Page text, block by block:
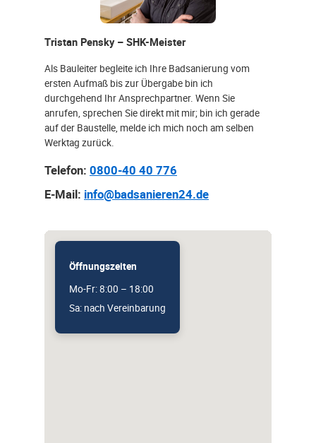
Tristan Pensky – SHK-Meister
Als Bauleiter begleite ich Ihre Badsanierung vom
ersten Aufmaß bis zur Übergabe bin ich
durchgehend Ihr Ansprechpartner. Wenn Sie
anrufen, sprechen Sie direkt mit mir; bin ich gerade
auf der Baustelle, melde ich mich noch am selben
Werktag zurück.
Telefon: 0800-40 40 776
E-Mail: info@badsanieren24.de
Öffnungszeiten
Mo-Fr: 8:00 – 18:00
Sa: nach Vereinbarung